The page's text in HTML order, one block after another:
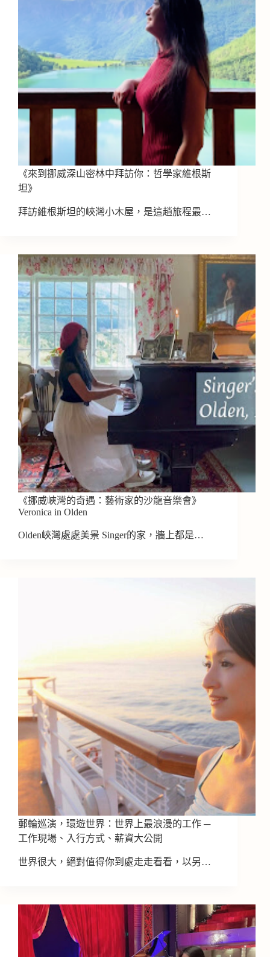
《來到挪威深山密林中拜訪你：哲學家維根斯
坦》
拜訪維根斯坦的峽灣小木屋，是這趟旅程最…
《挪威峽灣的奇遇：藝術家的沙龍音樂會》
Veronica in Olden
Olden峽灣處處美景 Singer的家，牆上都是…
郵輪巡演，環遊世界：世界上最浪漫的工作 ─
工作現場、入行方式、薪資大公開
世界很大，絕對值得你到處走走看看，以另…